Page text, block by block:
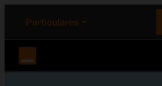
principal
la página
Particulares